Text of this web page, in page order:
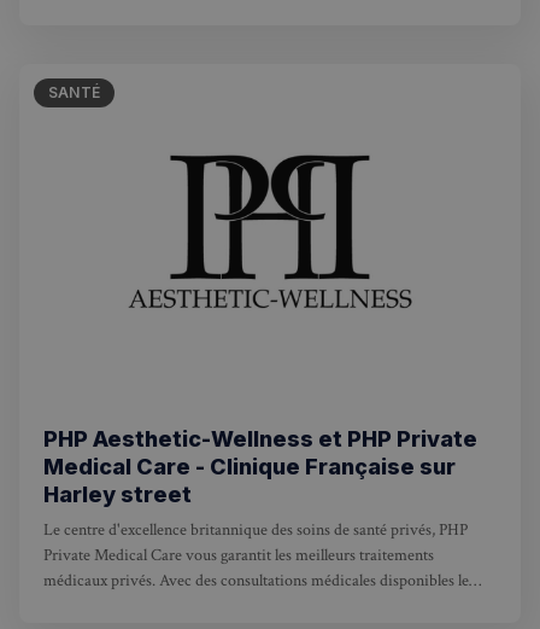
Recherche ✨Chatbot IA
Rechercher dans Français à Londres - Magazine
RECHERCHES POPULAIRES
SANTÉ
PHP Aesthetic-Wellness et PHP Private
Medical Care - Clinique Française sur
Harley street
Le centre d'excellence britannique des soins de santé privés, PHP
Private Medical Care vous garantit les meilleurs traitements
médicaux privés. Avec des consultations médicales disponibles le